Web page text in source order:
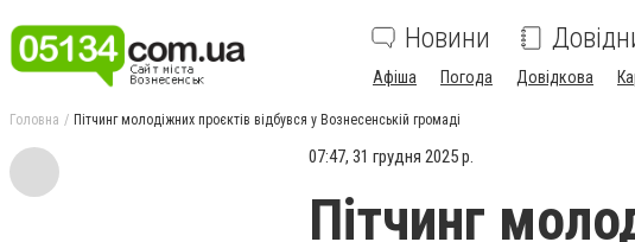
Новини
Афіша Погода Довідкова
Головна Пітчинг молодіжних проєктів відбувся у Вознесенській громаді
07:47, 31 грудня 2025 р.
Пітчинг